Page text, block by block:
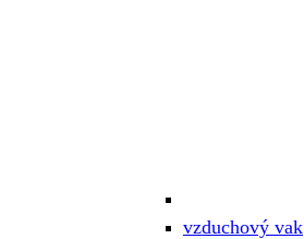
vzduchový vak